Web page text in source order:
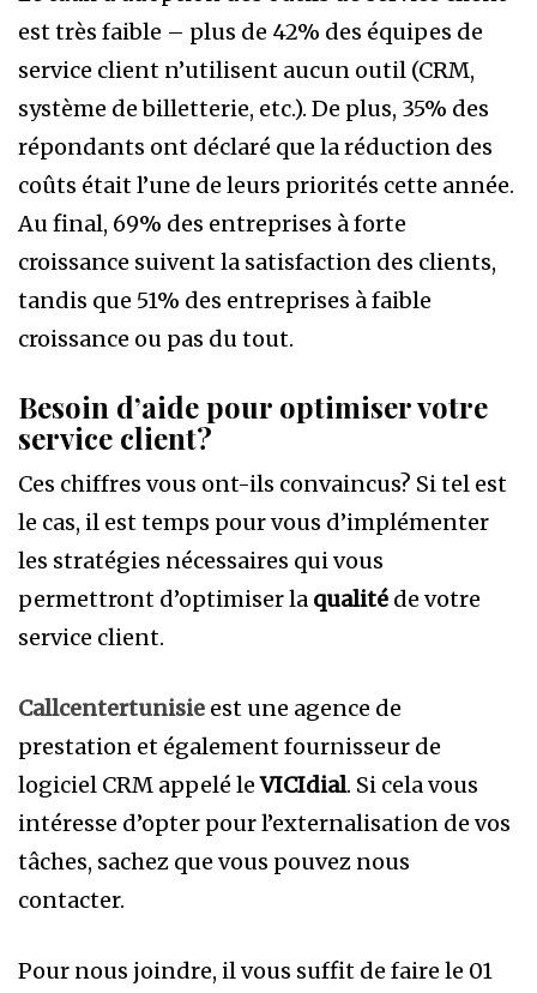
est très faible – plus de 42% des équipes de
service client n’utilisent aucun outil (CRM,
système de billetterie, etc.). De plus, 35% des
répondants ont déclaré que la réduction des
coûts était l’une de leurs priorités cette année.
Au final, 69% des entreprises à forte
croissance suivent la satisfaction des clients,
tandis que 51% des entreprises à faible
croissance ou pas du tout.
Besoin d’aide pour optimiser votre
service client?
Ces chiffres vous ont-ils convaincus? Si tel est
le cas, il est temps pour vous d’implémenter
les stratégies nécessaires qui vous
permettront d’optimiser la qualité de votre
service client.
Callcentertunisie est une agence de
prestation et également fournisseur de
logiciel CRM appelé leVICIdial. Si cela vous
intéresse d’opter pour l’externalisation de vos
tâches, sachez que vous pouvez nous
contacter.
Pour nous joindre, il vous suffit de faire le 01